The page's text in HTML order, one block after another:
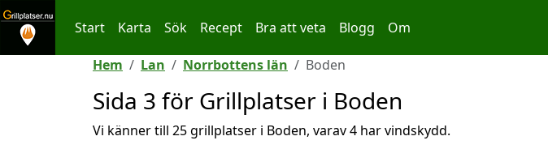
Hoppa till innehållet
Start Karta Sök Recept Bra att veta Blogg Om
Hem Lan Norrbottens län Boden
Sida 3 för Grillplatser i Boden
Vi känner till 25 grillplatser i Boden, varav 4 har vindskydd.